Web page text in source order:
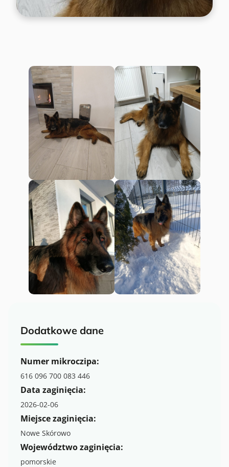
Dodatkowe dane
Numer mikroczipa:
616 096 700 083 446
Data zaginięcia:
2026-02-06
Miejsce zaginięcia:
Nowe Skórowo
Województwo zaginięcia:
pomorskie